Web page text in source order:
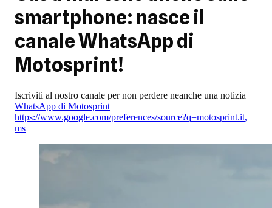
smartphone: nasce il
canale WhatsApp di
Motosprint!
Iscriviti al nostro canale per non perdere neanche una notizia
WhatsApp di Motosprint
https://www.google.com/preferences/source?q=motosprint.it,
ms